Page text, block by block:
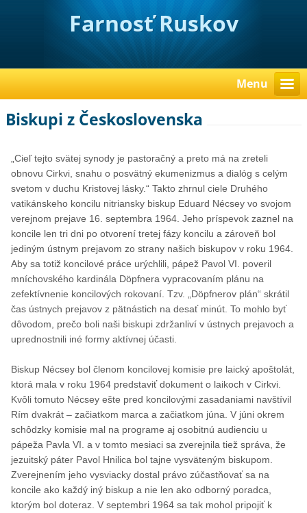
Farnosť Ruskov
Menu
Biskupi z Československa
„Cieľ tejto svätej synody je pastoračný a preto má na zreteli
obnovu Cirkvi, snahu o posvätný ekumenizmus a dialóg s celým
svetom v duchu Kristovej lásky.“ Takto zhrnul ciele Druhého
vatikánskeho koncilu nitriansky biskup Eduard Nécsey vo svojom
verejnom prejave 16. septembra 1964. Jeho príspevok zaznel na
koncile len tri dni po otvorení tretej fázy koncilu a zároveň bol
jediným ústnym prejavom zo strany našich biskupov v roku 1964.
Aby sa totiž koncilové práce urýchlili, pápež Pavol VI. poveril
mníchovského kardinála Döpfnera vypracovaním plánu na
zefektívnenie koncilových rokovaní. Tzv. „Döpfnerov plán“ skrátil
čas ústnych prejavov z pätnástich na desať minút. To mohlo byť
dôvodom, prečo boli naši biskupi zdržanliví v ústnych prejavoch a
uprednostnili iné formy aktívnej účasti.
Biskup Nécsey bol členom koncilovej komisie pre laický apoštolát,
ktorá mala v roku 1964 predstaviť dokument o laikoch v Cirkvi.
Kvôli tomuto Nécsey ešte pred koncilovými zasadaniami navštívil
Rím dvakrát – začiatkom marca a začiatkom júna. V júni okrem
schôdzky komisie mal na programe aj osobitnú audienciu u
pápeža Pavla VI. a v tomto mesiaci sa zverejnila tiež správa, že
jezuitský páter Pavol Hnilica bol tajne vysväteným biskupom.
Zverejnením jeho vysviacky dostal právo zúčastňovať sa na
koncile ako každý iný biskup a nie len ako odborný poradca,
ktorým bol doteraz. V septembri 1964 sa tak mohol pripojiť k